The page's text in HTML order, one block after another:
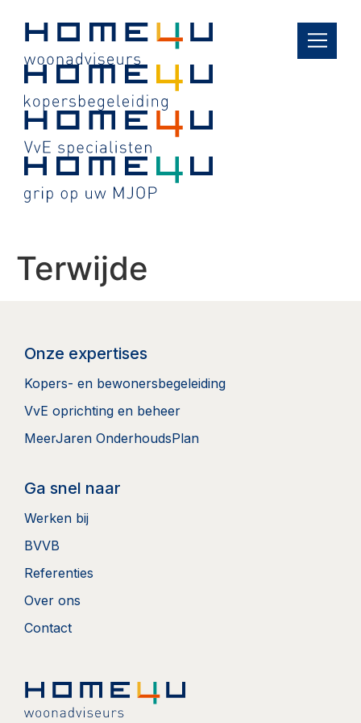
inhoud
Terwijde
Onze expertises
Kopers- en bewonersbegeleiding
VvE oprichting en beheer
MeerJaren OnderhoudsPlan
Ga snel naar
Werken bij
BVVB
Referenties
Over ons
Contact